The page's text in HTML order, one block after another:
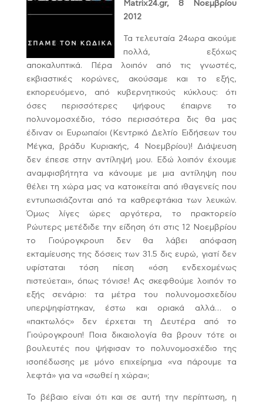
Matrix24.gr, 8 Νοεμβρίου
2012
Τα τελευταία 24ωρα ακούμε
πολλά, εξόχως
αποκαλυπτικά. Πέρα λοιπόν από τις γνωστές,
εκβιαστικές κορώνες, ακούσαμε και το εξής,
εκπορευόμενο, από κυβερνητικούς κύκλους: ότι
όσες περισσότερες ψήφους έπαιρνε το
πολυνομοσχέδιο, τόσο περισσότερα δις θα μας
έδιναν οι Ευρωπαίοι (Κεντρικό Δελτίο Ειδήσεων του
Μέγκα, βράδυ Κυριακής, 4 Νοεμβρίου)! Διάψευση
δεν έπεσε στην αντίληψή μου. Εδώ λοιπόν έχουμε
αναμφισβήτητα να κάνουμε με μια αντίληψη που
θέλει τη χώρα μας να κατοικείται από ιθαγενείς που
εντυπωσιάζονται από τα καθρεφτάκια των λευκών.
Όμως λίγες ώρες αργότερα, το πρακτορείο
Ρώυτερς μετέδιδε την είδηση ότι στις 12 Νοεμβρίου
το Γιούρογκρουπ δεν θα λάβει απόφαση
εκταμίευσης της δόσεις των 31.5 δις ευρώ, γιατί δεν
υφίσταται τόση πίεση «όση ενδεχομένως
πιστεύεται», όπως τόνισε! Ας σκεφθούμε λοιπόν το
εξής σενάριο: τα μέτρα του πολυνομοσχεδίου
υπερψηφίστηκαν, έστω και οριακά αλλά… ο
«πακτωλός» δεν έρχεται τη Δευτέρα από το
Γιούρογκρουπ! Ποια δικαιολογία θα βρουν τότε οι
βουλευτές που ψήφισαν το πολυνομοσχέδιο της
ισοπέδωσης με μόνο επιχείρημα «να πάρουμε τα
λεφτά» για να «σωθεί η χώρα»;
Το βέβαιο είναι ότι και σε αυτή την περίπτωση, η